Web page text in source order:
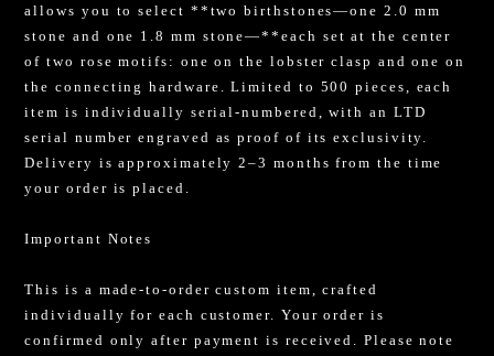
allows you to select **two birthstones—one 2.0 mm
stone and one 1.8 mm stone—**each set at the center
of two rose motifs: one on the lobster clasp and one on
the connecting hardware. Limited to 500 pieces, each
item is individually serial-numbered, with an LTD
serial number engraved as proof of its exclusivity.
Delivery is approximately 2–3 months from the time
your order is placed.
Important Notes
This is a made-to-order custom item, crafted
individually for each customer. Your order is
confirmed only after payment is received. Please note